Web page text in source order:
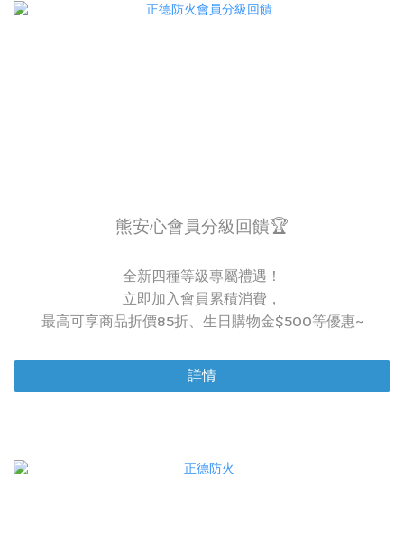
熊安心會員分級回饋🏆
全新四種等級專屬禮遇！
立即加入會員累積消費，
最高可享商品折價85折、生日購物金$500等優惠~
詳情